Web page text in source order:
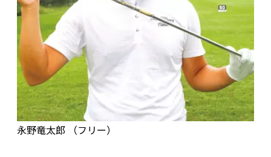
永野竜太郎 （フリー）